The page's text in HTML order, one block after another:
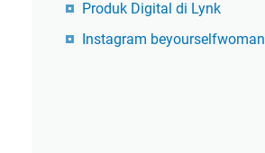
Produk Digital di Lynk
Instagram beyourselfwoman